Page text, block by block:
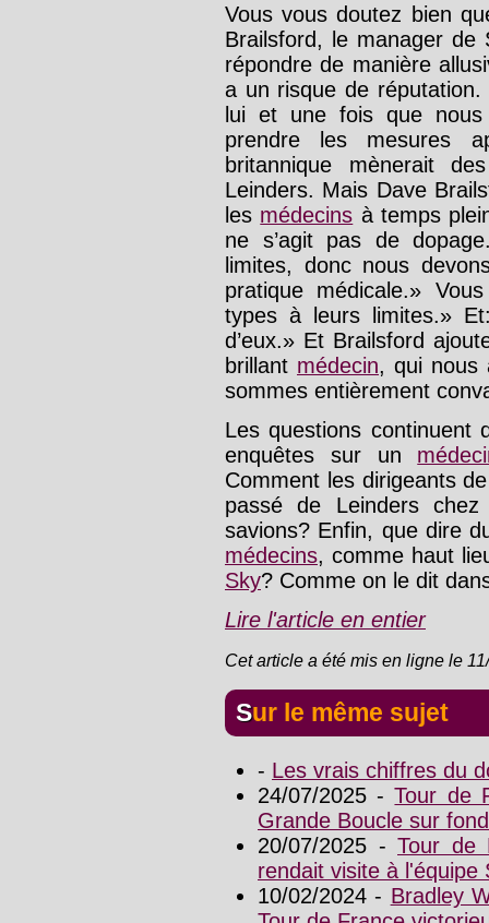
Vous vous doutez bien
Brailsford, le manager
répondre de manière
a un risque de
lui et une fois que
prendre les mesures
britannique mènerait
Leinders. Mais Dave
les médecins à temps
ne s’agit pas de
limites, donc nous
pratique médicale.»
types à leurs limites.»
d’eux.» Et Brailsford
brillant médecin, qui nous
sommes entièrement
Les questions continuent
enquêtes sur un
Comment les dirigeants
passé de Leinders
savions? Enfin, que dire
médecins, comme haut
Sky? Comme on le dit
Lire l'article en entier
Cet article a été mis en ligne le
Sur le même sujet
- Les vrais chiffres du
24/07/2025 -Tour de
Grande Boucle sur
20/07/2025 - Tour de
rendait visite à l'équipe
10/02/2024 - Bradley